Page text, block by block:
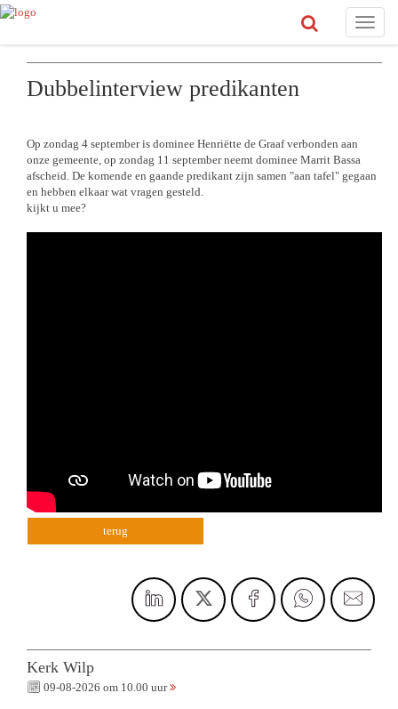
Toggle
Dubbelinterview predikanten
Op zondag 4 september is dominee Henriëtte de Graaf verbonden aan
onze gemeente, op zondag 11 september neemt dominee Marrit Bassa
afscheid. De komende en gaande predikant zijn samen "aan tafel" gegaan
en hebben elkaar wat vragen gesteld.
kijkt u mee?
terug
Kerk Wilp
09-08-2026 om 10.00 uur